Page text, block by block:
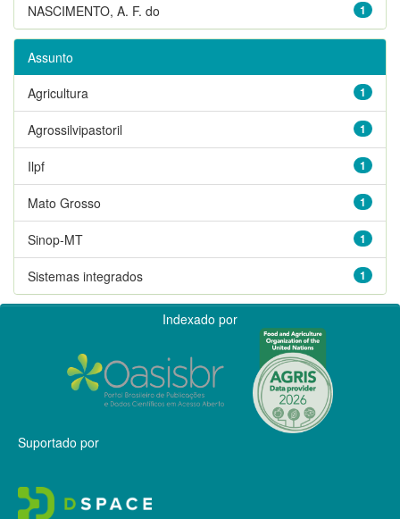
1
NASCIMENTO, A. F. do
Assunto
1
Agricultura
1
Agrossilvipastoril
1
Ilpf
1
Mato Grosso
1
Sinop-MT
1
Sistemas integrados
Indexado por
Suportado por